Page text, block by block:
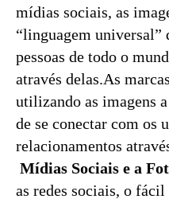
mídias sociais, as
“linguagem universal”
pessoas de todo o
através delas.As
utilizando as imagens
de se conectar com os
relacionamentos
Mídias Sociais e a
as redes sociais, o fácil